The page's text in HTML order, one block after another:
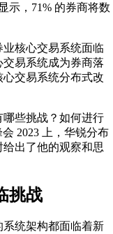
示，71% 的券商将数
核心交易系统面临
易系统成为券商落
交易系统分布式改
些挑战？如何进行
2023 上，华锐分布
出了他的观察和思
挑战
统架构都面临着新